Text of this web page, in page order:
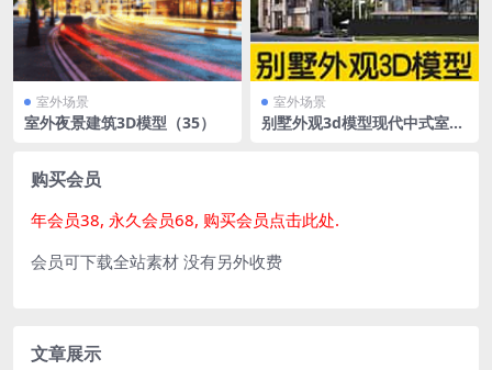
室外场景
室外夜景建筑3D模型（35）
室外场景
别墅外观3d模型现代中式室外
购买会员
年会员38, 永久会员68, 购买会员点击此处.
会员可下载全站素材 没有另外收费
文章展示